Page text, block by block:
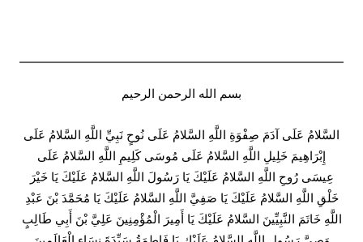
بسم الله الرحمن الرحیم
السَّلامُ عَلَى آدَمَ صِفْوَةِ اللَّهِ السَّلامُ عَلَى نُوحٍ نَبِيِّ اللَّهِ السَّلامُ عَلَى
إِبْرَاهِيمَ خَلِيلِ اللَّهِ السَّلامُ عَلَى مُوسَى كَلِيمِ اللَّهِ السَّلامُ عَلَى
عِيسَى رُوحِ اللَّهِ السَّلامُ عَلَيْكَ يَا رَسُولَ اللَّهِ السَّلامُ عَلَيْكَ يَا خَيْرَ
خَلْقِ اللَّهِ السَّلامُ عَلَيْكَ يَا صَفِيَّ اللَّهِ السَّلامُ عَلَيْكَ يَا مُحَمَّدَ بْنَ عَبْدِ
اللَّهِ خَاتَمَ النَّبِيِّينَ السَّلامُ عَلَيْكَ يَا أَمِيرَ الْمُؤْمِنِينَ عَلِيَّ بْنَ أَبِي طَالِبٍ